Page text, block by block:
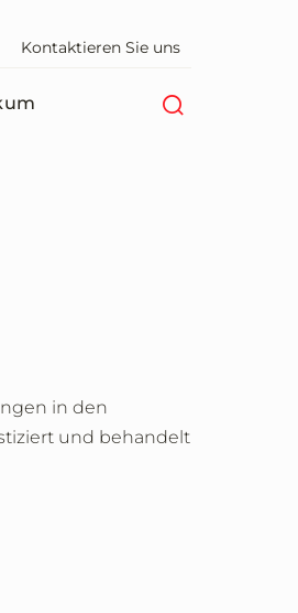
Kontaktieren Sie uns
in den
und behandelt